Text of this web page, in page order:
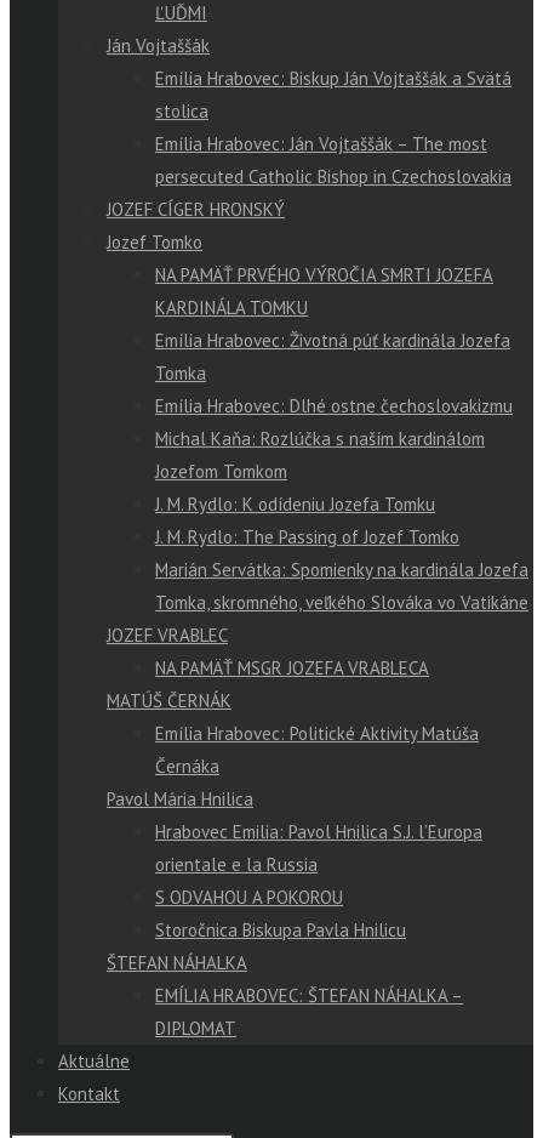
ĽUĎMI
Ján Vojtaššák
Emília Hrabovec: Biskup Ján Vojtaššák a Svätá
stolica
Emília Hrabovec: Ján Vojtaššák – The most
persecuted Catholic Bishop in Czechoslovakia
JOZEF CÍGER HRONSKÝ
Jozef Tomko
NA PAMÄŤ PRVÉHO VÝROČIA SMRTI JOZEFA
KARDINÁLA TOMKU
Emília Hrabovec: Životná púť kardinála Jozefa
Tomka
Emília Hrabovec: Dlhé ostne čechoslovakizmu
Michal Kaňa: Rozlúčka s naším kardinálom
Jozefom Tomkom
J. M. Rydlo: K odídeniu Jozefa Tomku
J. M. Rydlo: The Passing of Jozef Tomko
Marián Servátka: Spomienky na kardinála Jozefa
Tomka, skromného, veľkého Slováka vo Vatikáne
JOZEF VRABLEC
NA PAMÄŤ MSGR JOZEFA VRABLECA
MATÚŠ ČERNÁK
Emília Hrabovec: Politické Aktivity Matúša
Černáka
Pavol Mária Hnilica
Hrabovec Emilia: Pavol Hnilica S.J. l’Europa
orientale e la Russia
S ODVAHOU A POKOROU
Storočnica Biskupa Pavla Hnilicu
ŠTEFAN NÁHALKA
EMÍLIA HRABOVEC: ŠTEFAN NÁHALKA –
DIPLOMAT
Aktuálne
Kontakt